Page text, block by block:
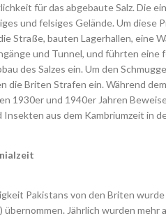
für das abgebaute Salz. Die
und felsiges Gelände. Um diese
Straße, bauten Lagerhallen, eine
und Tunnel, und führten
des Salzes ein. Um den
die Briten Strafen ein. Während
1930er und 1940er Jahren
Insekten aus dem Kambriumzeit in
Pakistans von den Briten
übernommen. Jährlich wurden